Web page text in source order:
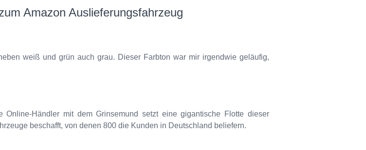
Amazon Auslieferungsfahrzeug
weiß und grün auch grau. Dieser Farbton war mir irgendwie geläufig,
Händler mit dem Grinsemund setzt eine gigantische Flotte dieser
beschafft, von denen 800 die Kunden in Deutschland beliefern.